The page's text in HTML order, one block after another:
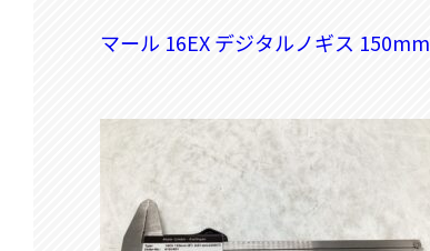
マール 16EX デジタルノギス 150mm